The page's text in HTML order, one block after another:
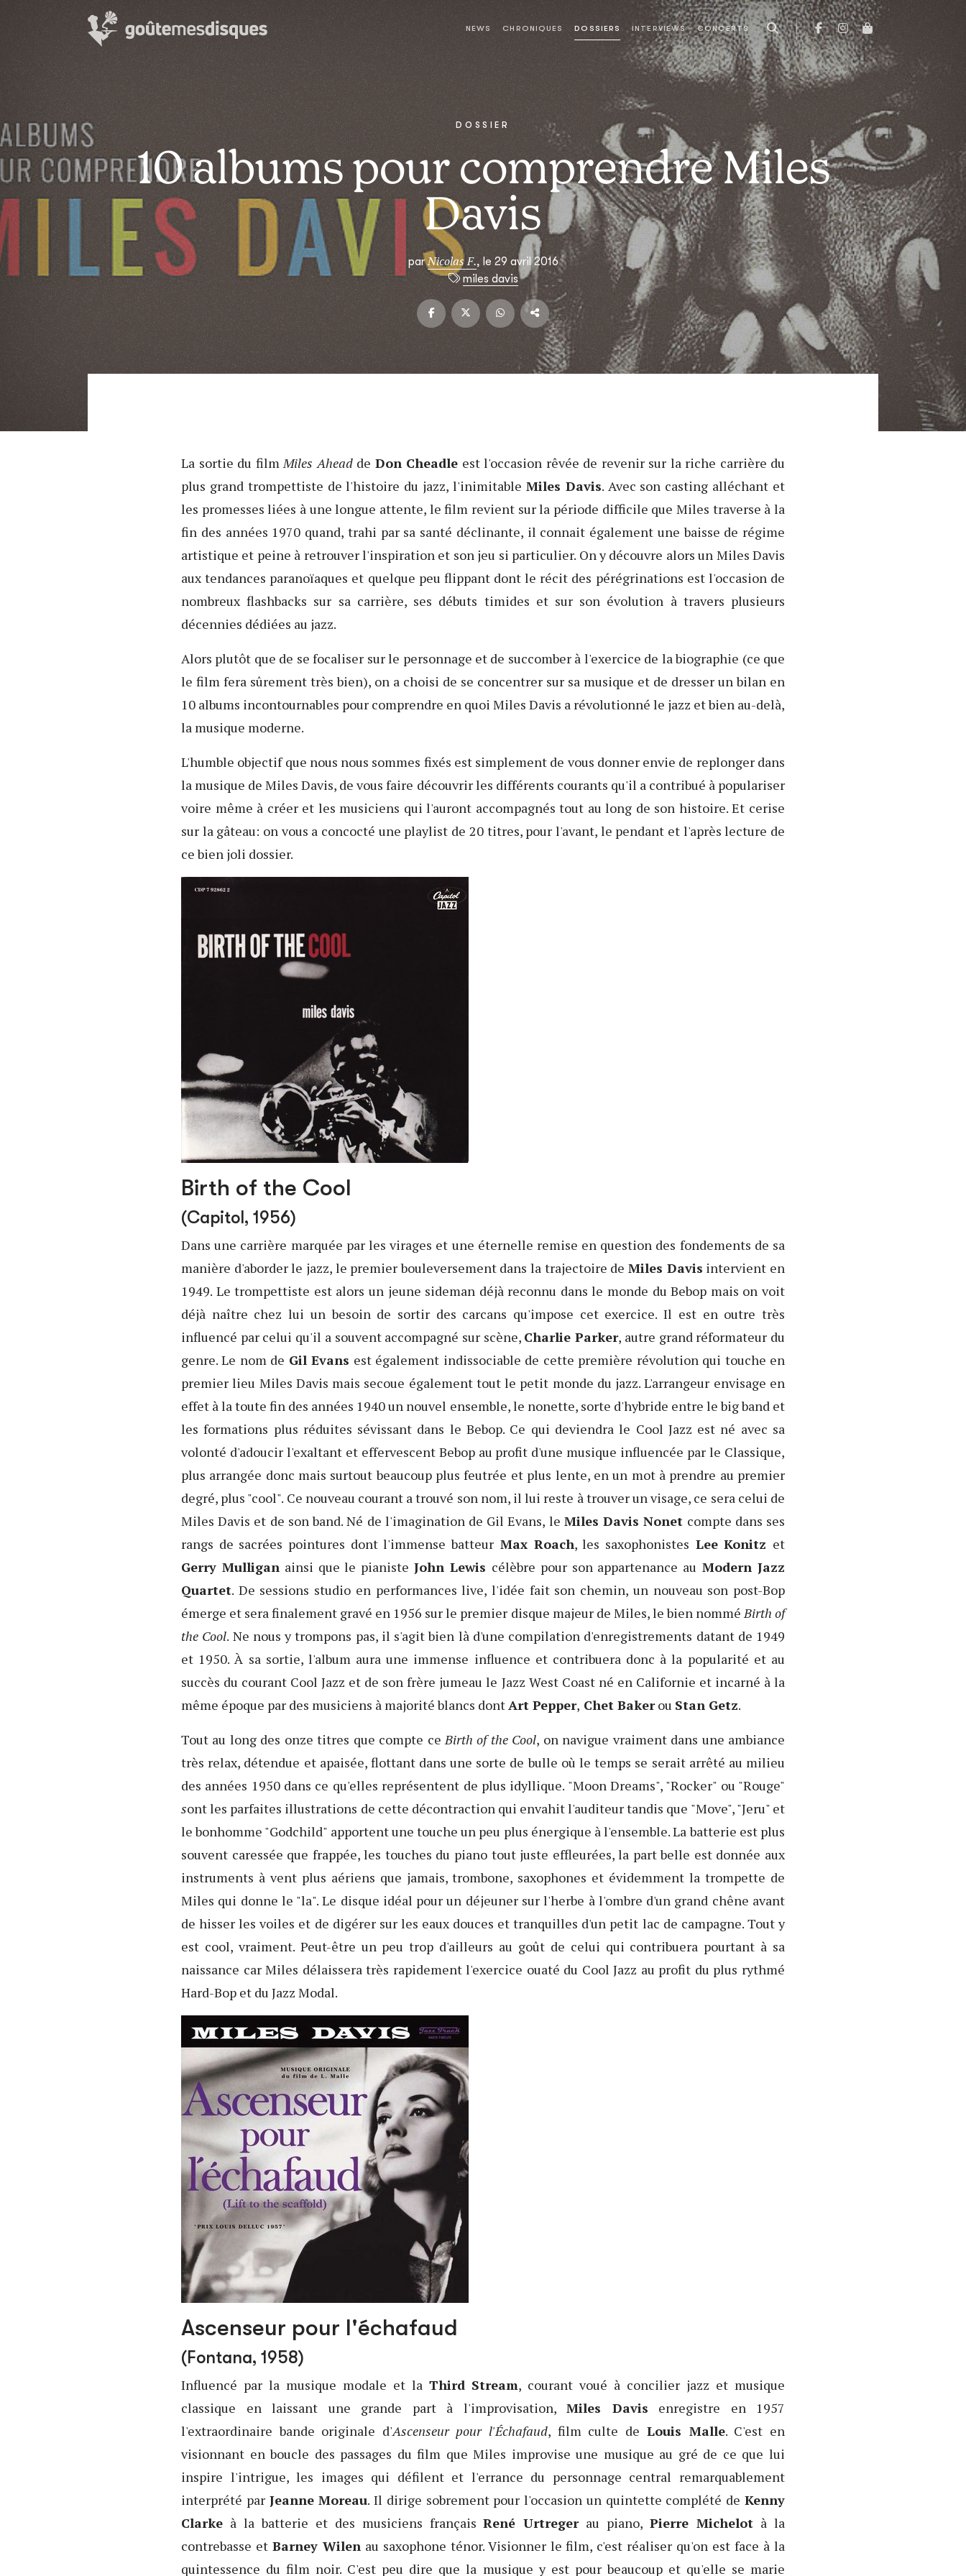
NEWS CHRONIQUES DOSSIERS INTERVIEWS CONCERTS
DOSSIER
10 albums pour comprendre Miles
Davis
parNicolas F., le 29 avril 2016
miles davis
La sortie du filmMiles Aheadde Don Cheadle est l'occasion rêvée de revenir sur la riche carrière du
plus grand trompettiste de l'histoire du jazz, l'inimitable Miles Davis. Avec son casting alléchant et
les promesses liées à une longue attente, le film revient sur la période difficile que Miles traverse à la
fin des années 1970 quand, trahi par sa santé déclinante, il connait également une baisse de régime
artistique et peine à retrouver l'inspiration et son jeu si particulier. On y découvre alors un Miles Davis
aux tendances paranoïaques et quelque peu flippant dont le récit des pérégrinations est l'occasion de
nombreux flashbacks sur sa carrière, ses débuts timides et sur son évolution à travers plusieurs
décennies dédiées au jazz.
Alors plutôt que de se focaliser sur le personnage et de succomber à l'exercice de la biographie (ce que
le film fera sûrement très bien), on a choisi de se concentrer sur sa musique et de dresser un bilan en
10 albums incontournables pour comprendre en quoi Miles Davis a révolutionné le jazz et bien au-delà,
la musique moderne.
L'humble objectif que nous nous sommes fixés est simplement de vous donner envie de replonger dans
la musique de Miles Davis, de vous faire découvrir les différents courants qu'il a contribué à populariser
voire même à créer et les musiciens qui l'auront accompagnés tout au long de son histoire. Et cerise
sur la gâteau: on vous a concocté une playlist de 20 titres, pour l'avant, le pendant et l'après lecture de
ce bien joli dossier.
Birth of the Cool
(Capitol, 1956)
Dans une carrière marquée par les virages et une éternelle remise en question des fondements de sa
manière d'aborder le jazz, le premier bouleversement dans la trajectoire deMiles Davis intervient en
1949. Le trompettiste est alors un jeune sideman déjà reconnu dans le monde du Bebop mais on voit
déjà naître chez lui un besoin de sortir des carcans qu'impose cet exercice. Il est en outre très
influencé par celui qu'il a souvent accompagné sur scène, Charlie Parker, autre grand réformateur du
genre. Le nom de Gil Evans est également indissociable de cette première révolution qui touche en
premier lieu Miles Davis mais secoue également tout le petit monde du jazz. L'arrangeur envisage en
effet à la toute fin des années 1940 un nouvel ensemble, le nonette, sorte d'hybride entre le big band et
les formations plus réduites sévissant dans le Bebop. Ce qui deviendra le Cool Jazz est né avec sa
volonté d'adoucir l'exaltant et effervescent Bebop au profit d'une musique influencée par le Classique,
plus arrangée donc mais surtout beaucoup plus feutrée et plus lente, en un mot à prendre au premier
degré, plus "cool". Ce nouveau courant a trouvé son nom, il lui reste à trouver un visage, ce sera celui de
Miles Davis et de son band. Né de l'imagination de Gil Evans, le Miles Davis Nonet compte dans ses
rangs de sacrées pointures dont l'immense batteur Max Roach, les saxophonistes Lee Konitz et
Gerry Mulliganainsi que le pianisteJohn Lewis célèbre pour son appartenance au Modern Jazz
Quartet. De sessions studio en performances live, l'idée fait son chemin, un nouveau son post-Bop
émerge et sera finalement gravé en 1956 sur le premier disque majeur de Miles, le bien nomméBirth of
the Cool. Ne nous y trompons pas, il s'agit bien là d'une compilation d'enregistrements datant de 1949
et 1950. À sa sortie, l'album aura une immense influence et contribuera donc à la popularité et au
succès du courant Cool Jazz et de son frère jumeau le Jazz West Coast né en Californie et incarné à la
même époque par des musiciens à majorité blancs dontArt Pepper, Chet Bakerou Stan Getz.
Tout au long des onze titres que compte ce Birth of the Cool, on navigue vraiment dans une ambiance
très relax, détendue et apaisée, flottant dans une sorte de bulle où le temps se serait arrêté au milieu
des années 1950 dans ce qu'elles représentent de plus idyllique. "Moon Dreams", "Rocker" ou "Rouge"
sont les parfaites illustrations de cette décontraction qui envahit l'auditeur tandis que "Move", "Jeru" et
le bonhomme "Godchild" apportent une touche un peu plus énergique à l'ensemble. La batterie est plus
souvent caressée que frappée, les touches du piano tout juste effleurées, la part belle est donnée aux
instruments à vent plus aériens que jamais, trombone, saxophones et évidemment la trompette de
Miles qui donne le "la". Le disque idéal pour un déjeuner sur l'herbe à l'ombre d'un grand chêne avant
de hisser les voiles et de digérer sur les eaux douces et tranquilles d'un petit lac de campagne. Tout y
est cool, vraiment. Peut-être un peu trop d'ailleurs au goût de celui qui contribuera pourtant à sa
naissance car Miles délaissera très rapidement l'exercice ouaté du Cool Jazz au profit du plus rythmé
Hard-Bop et du Jazz Modal.
Ascenseur pour l'échafaud
(Fontana, 1958)
Influencé par la musique modale et la Third Stream, courant voué à concilier jazz et musique
classique en laissant une grande part à l'improvisation, Miles Davis enregistre en 1957
l'extraordinaire bande originale d'Ascenseur pour l'Échafaud, film culte de Louis Malle. C'est en
visionnant en boucle des passages du film que Miles improvise une musique au gré de ce que lui
inspire l'intrigue, les images qui défilent et l'errance du personnage central remarquablement
interprété par Jeanne Moreau. Il dirige sobrement pour l'occasion un quintette complété deKenny
Clarke à la batterie et des musiciens françaisRené Urtregerau piano,Pierre Michelot à la
contrebasse et Barney Wilenau saxophone ténor. Visionner le film, c'est réaliser qu'on est face à la
quintessence du film noir. C'est peu dire que la musique y est pour beaucoup et qu'elle se marie